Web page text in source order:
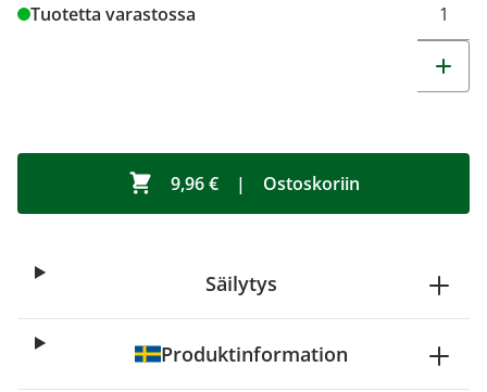
Tuotetta varastossa
9,96 € | Ostoskoriin
Säilytys
Produktinformation